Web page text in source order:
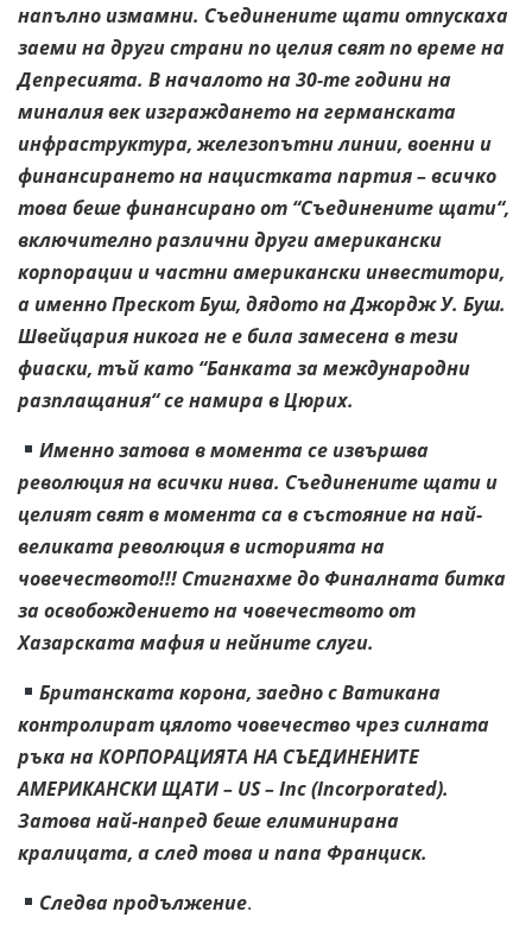
напълно измамни. Съединените щати отпускаха
заеми на други страни по целия свят по време на
Депресията. В началото на 30-те години на
миналия век изграждането на германската
инфраструктура, железопътни линии, военни и
финансирането на нацистката партия – всичко
това беше финансирано от “Съединените щати“,
включително различни други американски
корпорации и частни американски инвеститори,
а именно Прескот Буш, дядото на Джордж У. Буш.
Швейцария никога не е била замесена в тези
фиаски, тъй като “Банката за международни
разплащания“ се намира в Цюрих.
Именно затова в момента се извършва
революция на всички нива. Съединените щати и
целият свят в момента са в състояние на най-
великата революция в историята на
човечеството!!! Стигнахме до Финалната битка
за освобождението на човечеството от
Хазарската мафия и нейните слуги.
Британската корона, заедно с Ватикана
контролират цялото човечество чрез силната
ръка на КОРПОРАЦИЯТА НА СЪЕДИНЕНИТЕ
АМЕРИКАНСКИ ЩАТИ – US – Inc (Incorporated).
Затова най-напред беше елиминирана
кралицата, а след това и папа Франциск.
Следва продължение.